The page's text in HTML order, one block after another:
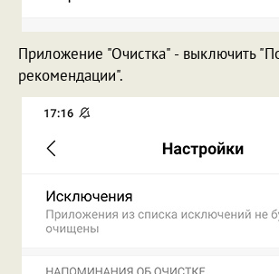
Приложение "Очистка" - выключить
рекомендации".